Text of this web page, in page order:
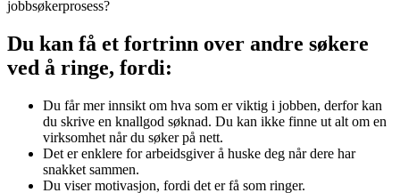
jobbsøkerprosess?
Du kan få et fortrinn over andre søkere
ved å ringe, fordi:
Du får mer innsikt om hva som er viktig i jobben, derfor kan
du skrive en knallgod søknad. Du kan ikke finne ut alt om en
virksomhet når du søker på nett.
Det er enklere for arbeidsgiver å huske deg når dere har
snakket sammen.
Du viser motivasjon, fordi det er få som ringer.